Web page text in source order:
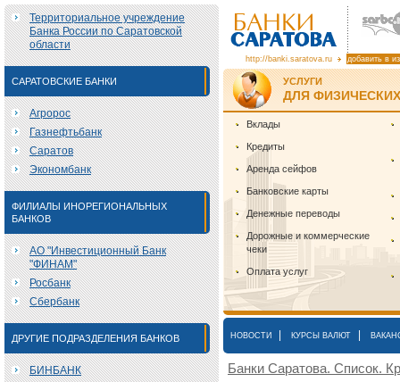
Территориальное учреждение
Банка России по Саратовской
области
САРАТОВСКИЕ БАНКИ
Агророс
Газнефтьбанк
Саратов
Экономбанк
ФИЛИАЛЫ ИНОРЕГИОНАЛЬНЫХ
БАНКОВ
АО "Инвестиционный Банк
"ФИНАМ"
Росбанк
Сбербанк
ДРУГИЕ ПОДРАЗДЕЛЕНИЯ БАНКОВ
БИНБАНК
http://banki.saratova.ru добавить в
УСЛУГИ
ДЛЯ
Вклады
Кредиты
Аренда сейфов
Банковские карты
Денежные переводы
Дорожные и коммерческие
чеки
Оплата услуг
НОВОСТИ КУРСЫ ВАЛЮТ
Банки Саратова. Список.